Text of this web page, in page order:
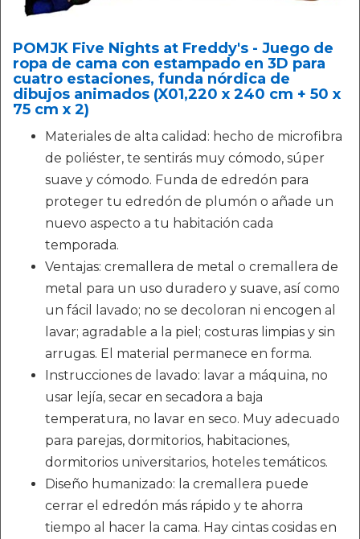
POMJK Five Nights at Freddy's - Juego de
ropa de cama con estampado en 3D para
cuatro estaciones, funda nórdica de
dibujos animados (X01,220 x 240 cm + 50 x
75 cm x 2)
Materiales de alta calidad: hecho de microfibra
de poliéster, te sentirás muy cómodo, súper
suave y cómodo. Funda de edredón para
proteger tu edredón de plumón o añade un
nuevo aspecto a tu habitación cada
temporada.
Ventajas: cremallera de metal o cremallera de
metal para un uso duradero y suave, así como
un fácil lavado; no se decoloran ni encogen al
lavar; agradable a la piel; costuras limpias y sin
arrugas. El material permanece en forma.
Instrucciones de lavado: lavar a máquina, no
usar lejía, secar en secadora a baja
temperatura, no lavar en seco. Muy adecuado
para parejas, dormitorios, habitaciones,
dormitorios universitarios, hoteles temáticos.
Diseño humanizado: la cremallera puede
cerrar el edredón más rápido y te ahorra
tiempo al hacer la cama. Hay cintas cosidas en